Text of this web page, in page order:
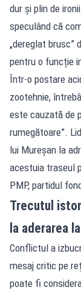
dur și plin de
speculând că
„dereglat brusc”
pentru o funcție
Într-o postare
zootehnie,
este cauzată de
rumegătoare”.
lui Mureșan la
acestuia traseul
PMP, partidul
Trecutul
la aderarea
Conflictul a
mesaj critic pe
poate fi